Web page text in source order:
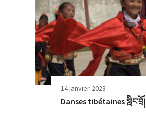
14 janvier 2023
Danses tibétaines གླིང་བྲོ།